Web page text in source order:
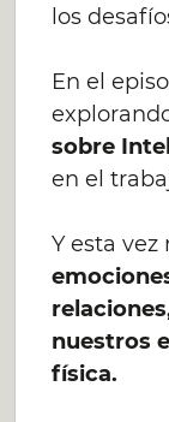
los
En el
sobre
en el
Y esta
nuestros
física.